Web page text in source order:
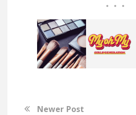
Newer Post